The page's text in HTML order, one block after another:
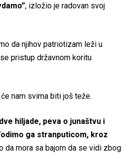
, izložio je radovan svoj
da njihov patriotizam leži u
pristup državnom koritu
nam svima biti još teže.
hiljade, peva o junaštvu i
ga stranputicom, kroz
da mora sa bajom da se vidi zbog